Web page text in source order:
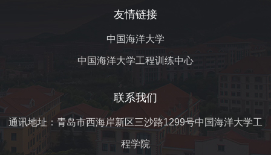
友情链接
中国海洋大学
中国海洋大学工程训练中心
联系我们
通讯地址：青岛市西海岸新区三沙路1299号中国海洋大学工
程学院